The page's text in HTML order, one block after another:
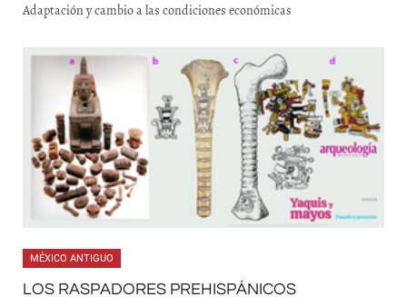
Adaptación y cambio a las condiciones económicas
MÉXICO ANTIGUO
LOS RASPADORES PREHISPÁNICOS